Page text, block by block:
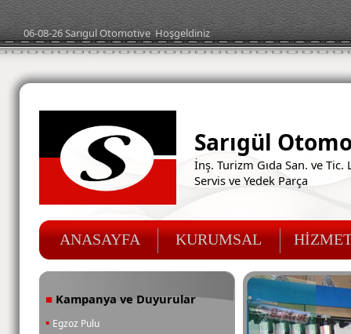
06-08-26Sarıgul OtomotiveHoşgeldiniz
Sarıgül
İnş. Turizm Gıda San. ve Tic.
Servis ve Yedek Parça
ANASAYFA KURUMSAL
■ Kampanya ve Duyurular
▪ Egzoz Pulu